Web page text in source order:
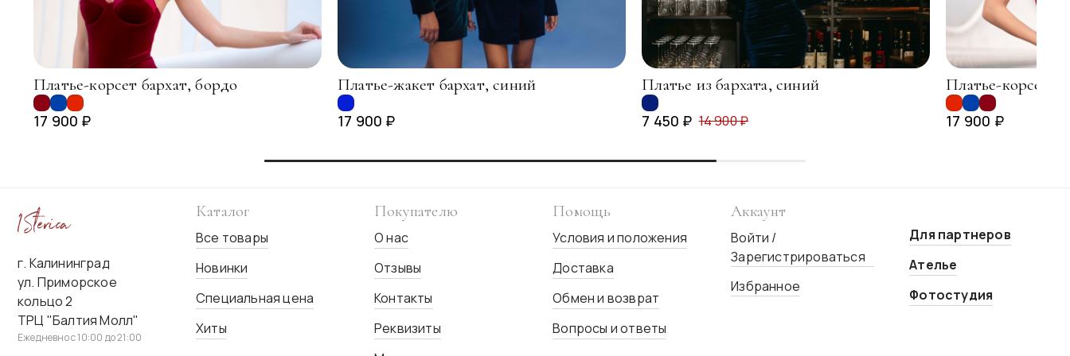
Платье-корсет бархат, бордо
17 900 ₽
Платье-жакет бархат, синий
17 900 ₽
Платье из бархата, синий
7 450 ₽ 14 900 ₽
Платье-корсет
17 900 ₽
г. Калининград
ул. Приморское
кольцо 2
ТРЦ "Балтия Молл"
Ежедневно с 10:00 до 21:00
Каталог
Все товары
Новинки
Специальная цена
Хиты
Покупателю
О нас
Отзывы
Контакты
Реквизиты
Помощь
Условия и положения
Доставка
Обмен и возврат
Вопросы и ответы
Аккаунт
Войти /
Зарегистрироваться
Избранное
Для партнеров
Ателье
Фотостудия